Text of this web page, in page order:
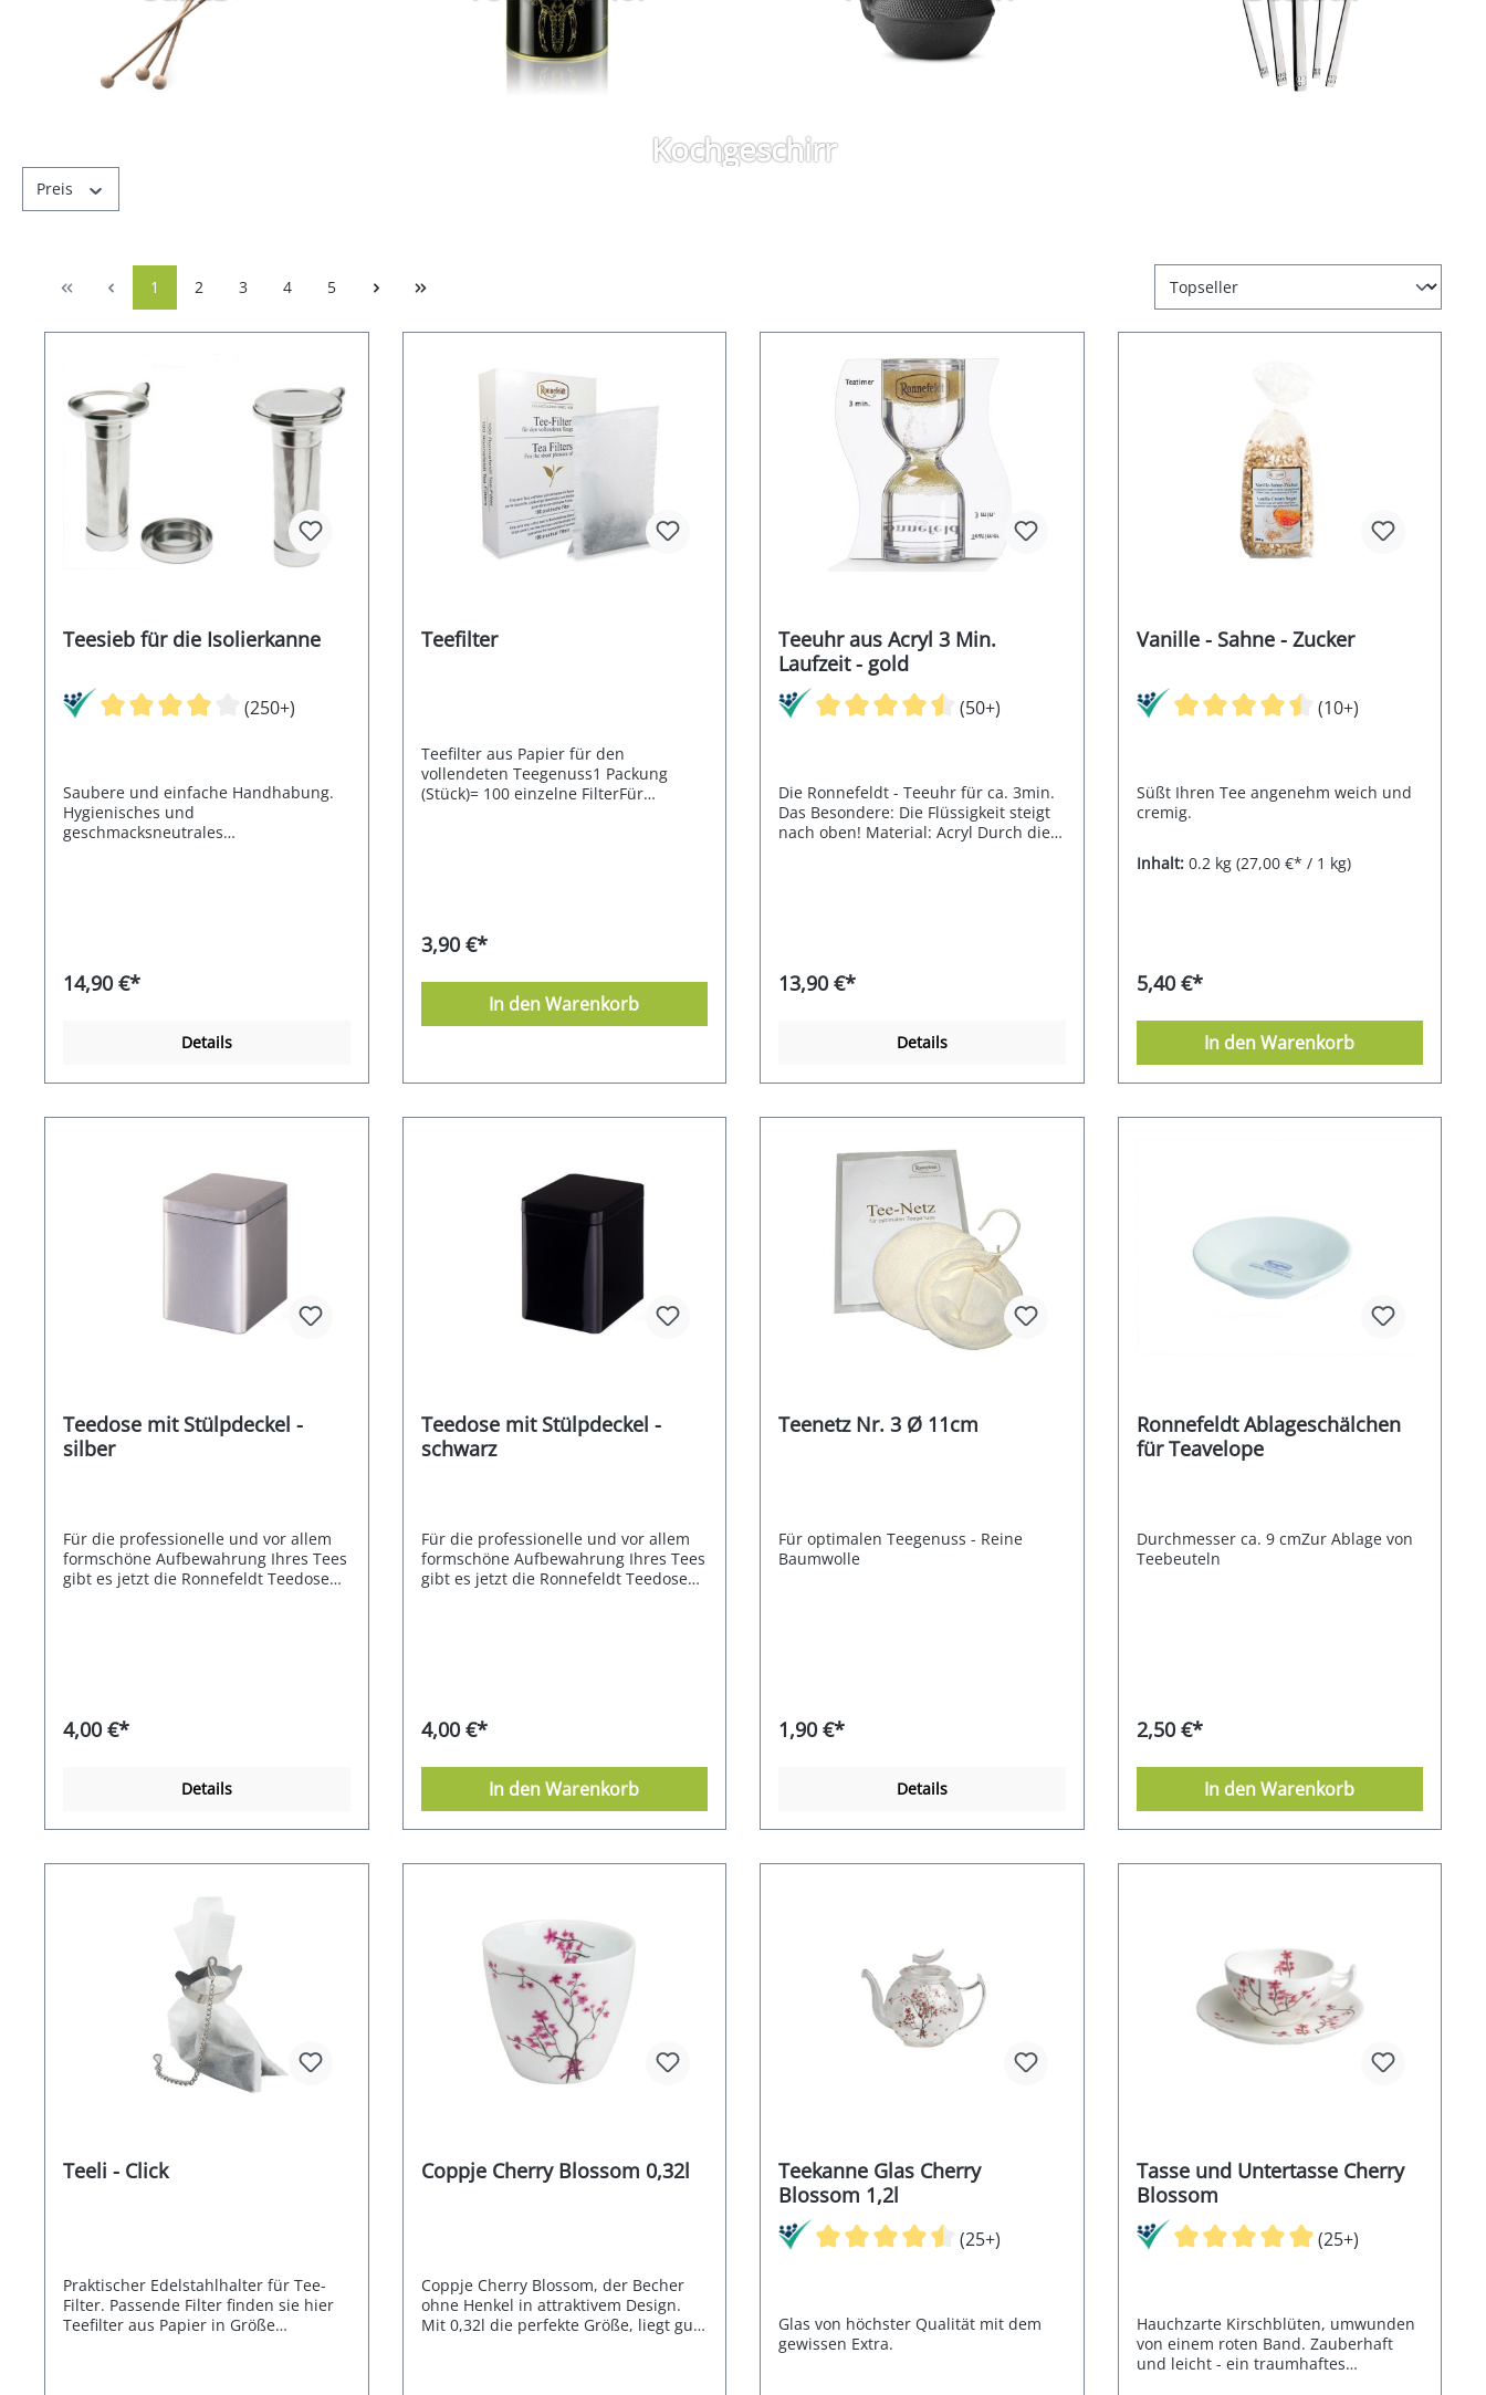
Kochgeschirr
Preis
1 2 3 4 5
Teesieb für die Isolierkanne
(250+)
Saubere und einfache Handhabung.
Hygienisches und
geschmacksneutrales
Untendurchm. 3,6cm
14,90 €*
Details
Teefilter
Teefilter aus Papier für den
vollendeten Teegenuss1 Packung
(Stück)= 100 einzelne FilterFür
3,90 €*
In den Warenkorb
Teeuhr aus Acryl 3 Min.
Laufzeit - gold
(50+)
Die Ronnefeldt - Teeuhr für ca. 3min.
Das Besondere: Die Flüssigkeit steigt
nach oben! Material: Acryl Durch die
13,90 €*
Details
Vanille - Sahne - Zucker
(10+)
Süßt Ihren Tee angenehm weich und
cremig.
Inhalt: 0.2 kg (27,00 €* / 1 kg)
5,40 €*
In den Warenkorb
Teedose mit Stülpdeckel -
silber
Für die professionelle und vor allem
formschöne Aufbewahrung Ihres Tees
gibt es jetzt die Ronnefeldt Teedose
4,00 €*
Details
Teedose mit Stülpdeckel -
schwarz
Für die professionelle und vor allem
formschöne Aufbewahrung Ihres Tees
gibt es jetzt die Ronnefeldt Teedose
4,00 €*
In den Warenkorb
Teenetz Nr. 3 Ø 11cm
Für optimalen Teegenuss - Reine
Baumwolle
1,90 €*
Details
Ronnefeldt Ablageschälchen
für Teavelope
Durchmesser ca. 9 cmZur Ablage von
Teebeuteln
2,50 €*
In den Warenkorb
Teeli - Click
Praktischer Edelstahlhalter für Tee-
Filter. Passende Filter finden sie hier
Teefilter aus Papier in Größe
Coppje Cherry Blossom 0,32l
Coppje Cherry Blossom, der Becher
ohne Henkel in attraktivem Design.
Mit 0,32l die perfekte Größe, liegt gut
Teekanne Glas Cherry
Blossom 1,2l
(25+)
Glas von höchster Qualität mit dem
gewissen Extra.
Tasse und Untertasse Cherry
Blossom
(25+)
Hauchzarte Kirschblüten, umwunden
von einem roten Band. Zauberhaft
und leicht - ein traumhaftes